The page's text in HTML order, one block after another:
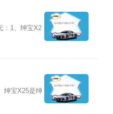
：1、绅宝X2
绅宝X25是绅